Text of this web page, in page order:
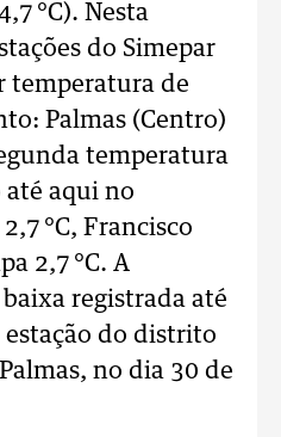
°C). Nesta
do Simepar
temperatura de
Palmas (Centro)
temperatura
até aqui no
°C, Francisco
2,7 °C. A
registrada até
do distrito
no dia 30 de